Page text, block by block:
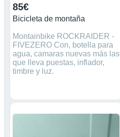
85€
Bicicleta de montaña
Montainbike ROCKRAIDER -
FIVEZERO Con, botella para
agua, camaras nuevas más las
que lleva puestas, inflador,
timbre y luz.